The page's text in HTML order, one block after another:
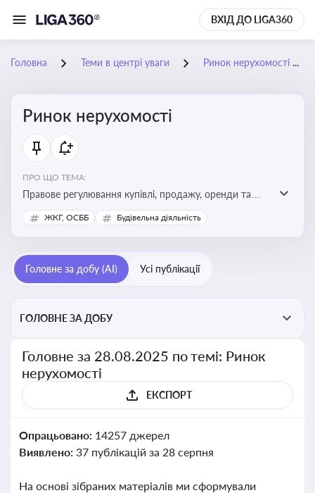
ВХІД ДО LIGA360
Головна Теми в центрі уваги Ринок нерухомості
Ринок нерухомості
ПРО ЩО ТЕМА:
Правове регулювання купівлі, продажу, оренди та
управління нерухомістю, що є ключовим для бізнесу,
інвесторів, забудовників і власників об’єктів майна
ЖКГ, ОСББ Будівельна діяльність
Головне за добу (AI) Усі публікації
ГОЛОВНЕ ЗА ДОБУ
Головне за 28.08.2025 по темі: Ринок
нерухомості
ЕКСПОРТ
Опрацьовано: 14257 джерел
Виявлено: 37 публікацій за 28 серпня
На основі зібраних матеріалів ми сформували